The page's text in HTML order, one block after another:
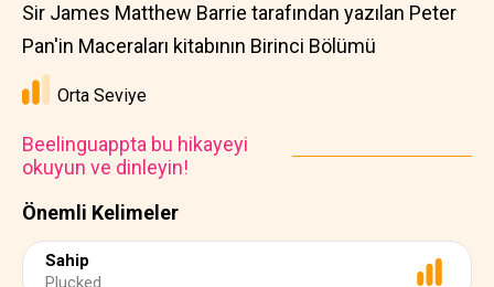
Önemli Kelimeler
Sahip
Plucked
Sir James Matthew Barrie tarafından yazılan Peter
Pan'in Maceraları kitabının Birinci Bölümü
Orta Seviye
Beelinguappta bu hikayeyi
okuyun ve dinleyin!